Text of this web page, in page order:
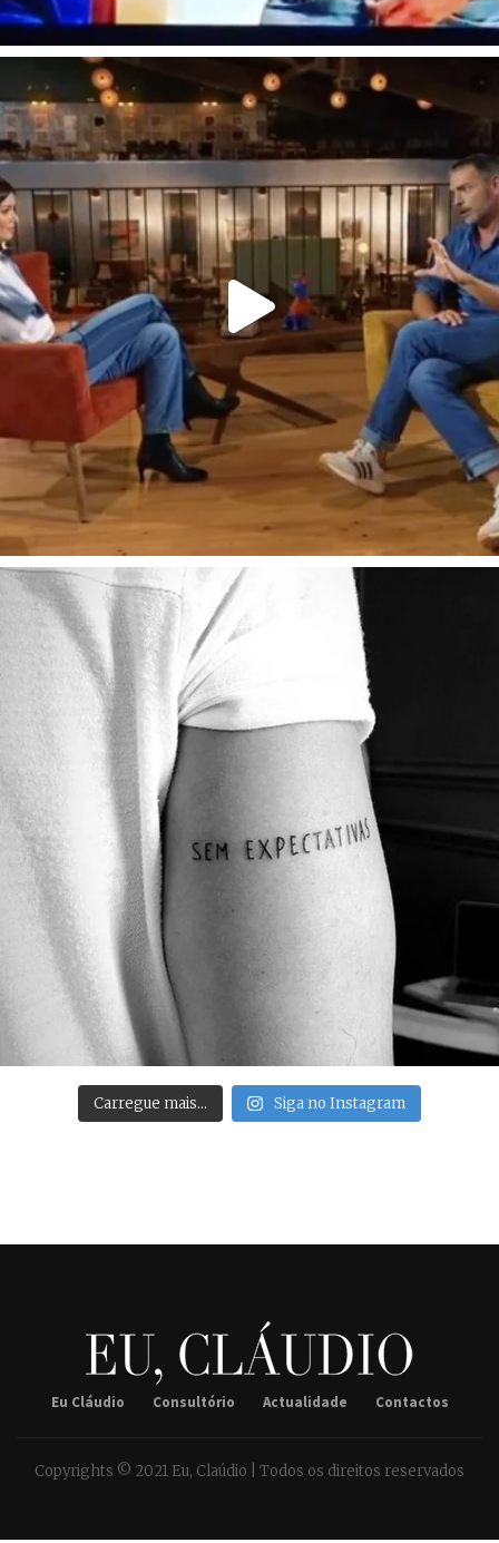
Carregue mais… Siga no Instagram
Eu Cláudio Consultório Actualidade Contactos
Copyrights © 2021 Eu, Claúdio | Todos os direitos reservados